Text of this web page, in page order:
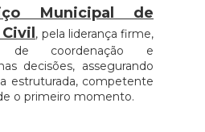
Municipal de
, pela liderança firme,
de coordenação e
decisões, assegurando
estruturada, competente
o primeiro momento.